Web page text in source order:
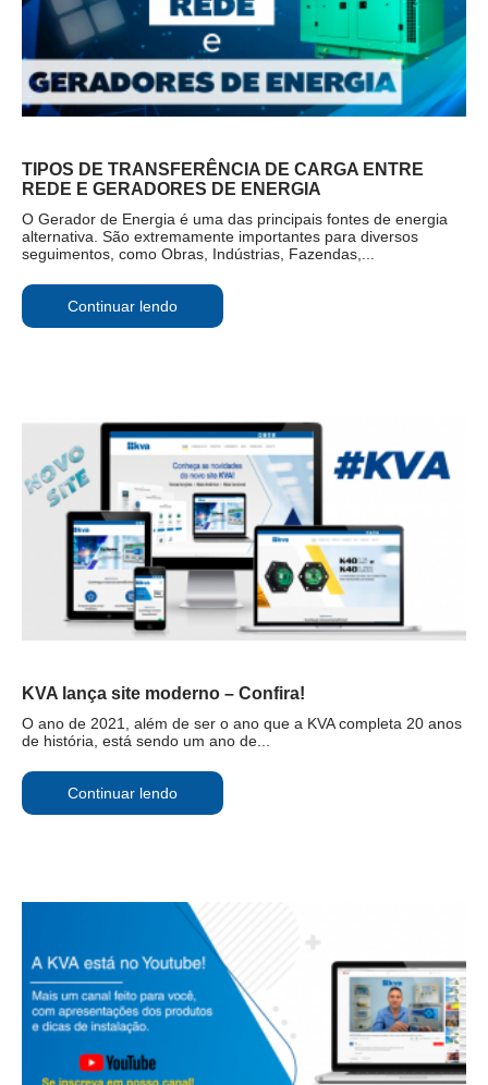
TIPOS DE TRANSFERÊNCIA DE CARGA ENTRE
REDE E GERADORES DE ENERGIA
O Gerador de Energia é uma das principais fontes de energia
alternativa. São extremamente importantes para diversos
seguimentos, como Obras, Indústrias, Fazendas,...
Continuar lendo
KVA lança site moderno – Confira!
O ano de 2021, além de ser o ano que a KVA completa 20 anos
de história, está sendo um ano de...
Continuar lendo